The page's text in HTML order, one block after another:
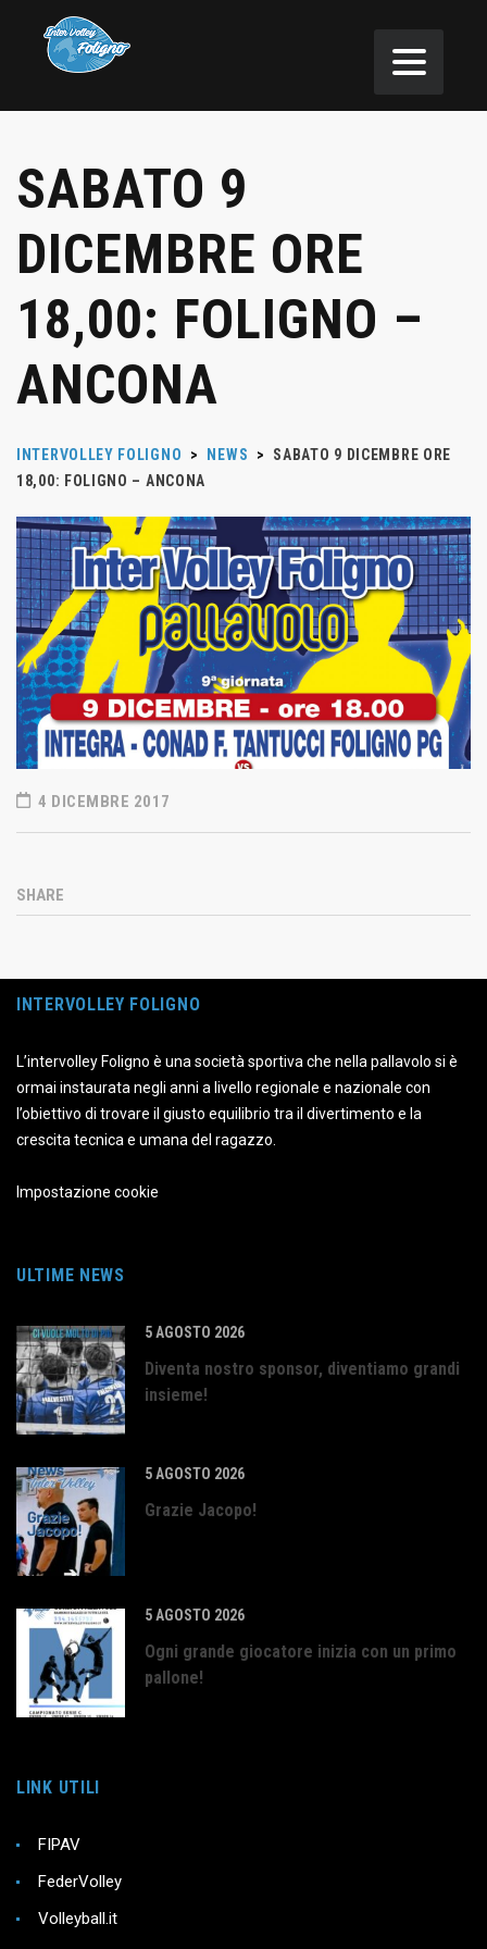
SABATO 9
DICEMBRE ORE
18,00: FOLIGNO –
ANCONA
INTERVOLLEY FOLIGNO > NEWS >
SABATO 9 DICEMBRE ORE
18,00: FOLIGNO – ANCONA
4 DICEMBRE 2017
SHARE
INTERVOLLEY FOLIGNO
L’intervolley Foligno è una società sportiva che nella pallavolo si è
ormai instaurata negli anni a livello regionale e nazionale con
l’obiettivo di trovare il giusto equilibrio tra il divertimento e la
crescita tecnica e umana del ragazzo.
Impostazione cookie
ULTIME NEWS
5 AGOSTO 2026
Diventa nostro sponsor, diventiamo grandi
insieme!
5 AGOSTO 2026
Grazie Jacopo!
5 AGOSTO 2026
Ogni grande giocatore inizia con un primo
pallone!
LINK UTILI
FIPAV
FederVolley
Volleyball.it